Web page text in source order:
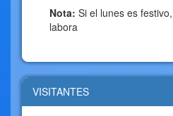
Nota: Si el lunes es
labora
VISITANTES